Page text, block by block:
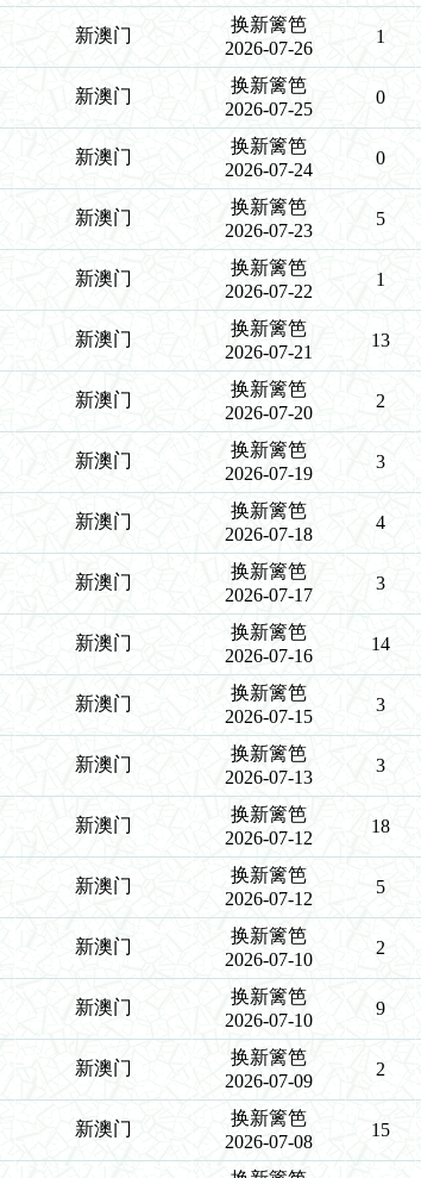
新澳门
换新篱笆
2026-07-26
1
新澳门
换新篱笆
2026-07-25
0
新澳门
换新篱笆
2026-07-24
0
新澳门
换新篱笆
2026-07-23
5
新澳门
换新篱笆
2026-07-22
1
新澳门
换新篱笆
2026-07-21
13
新澳门
换新篱笆
2026-07-20
2
新澳门
换新篱笆
2026-07-19
3
新澳门
换新篱笆
2026-07-18
4
新澳门
换新篱笆
2026-07-17
3
新澳门
换新篱笆
2026-07-16
14
新澳门
换新篱笆
2026-07-15
3
新澳门
换新篱笆
2026-07-13
3
新澳门
换新篱笆
2026-07-12
18
新澳门
换新篱笆
2026-07-12
5
新澳门
换新篱笆
2026-07-10
2
新澳门
换新篱笆
2026-07-10
9
新澳门
换新篱笆
2026-07-09
2
新澳门
换新篱笆
2026-07-08
15